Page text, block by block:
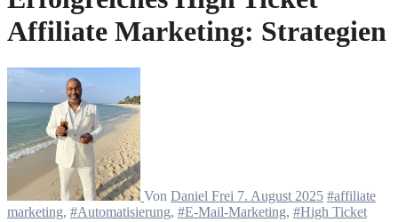
Affiliate Marketing: Strategien
Von Daniel Frei 7. August 2025 #affiliate
marketing, #Automatisierung, #E-Mail-Marketing, #High Ticket